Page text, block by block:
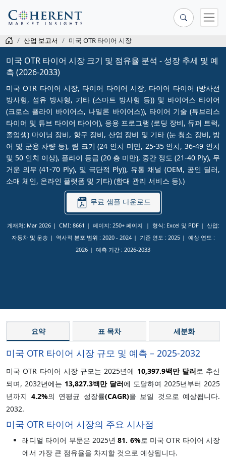
산업 보고서 미국 OTR 타이어 시장
미국 OTR 타이어 시장 크기 및 점유율 분석 - 성장 추세 및 예
측 (2026-2033)
미국 OTR 타이어 시장, 타이어 타이어 시장, 타이어 타이어 (방사선
방사형, 섬유 방사형, 기타 (스마트 방사형 등)) 및 바이어스 타이어
(크로스 플라이 바이어스, 나일론 바이어스)), 타이어 기술 (튜브리스
타이어 및 튜브 타이어 타이어), 응용 프로그램 (로딩 장비, 듀퍼 트럭,
졸업생) 마이닝 장비, 항구 장비, 산업 장비 및 기타 (눈 청소 장비, 방
어 및 군용 차량 등), 림 크기 (24 인치 미만, 25-35 인치, 36-49 인치
및 50 인치 이상), 플라이 등급 (20 층 미만), 중간 정도 (21-40 Ply), 무
거운 의무 (41-70 Ply), 및 극단적 Ply)), 유통 채널 (OEM, 공인 딜러,
소매 체인, 온라인 플랫폼 및 기타) (함대 관리 서비스 등).)
무료 샘플 다운로드
게재처: Mar 2026 CMI: 8661 페이지: 250+ 페이지 형식: Excel 및 PDF
산업:
자동차 및 운송
역사적 분포 범위 : 2020 - 2024 기준 연도 : 2025
예상 연도 :
2026
예측 기간 : 2026-2033
요약 표 목차 세분화
미국 OTR 타이어 시장 규모 및 예측 – 2025-2032
미국 OTR 타이어 시장 규모는 2025년에 10,397.9백만 달러로 추산
되며, 2032년에는 13,827.3백만 달러에 도달하여 2025년부터 2025
년까지 4.2%의 연평균 성장률(CAGR)을 보일 것으로 예상됩니다.
2032.
미국 OTR 타이어 시장의 주요 시사점
래디얼 타이어 부문은 2025년81. 6%로 미국 OTR 타이어 시장
에서 가장 큰 점유율을 차지할 것으로 예상됩니다.